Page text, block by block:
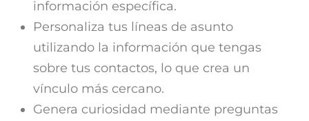
información específica.
Personaliza tus líneas de asunto
utilizando la información que tengas
sobre tus contactos, lo que crea un
vínculo más cercano.
Genera curiosidad mediante preguntas